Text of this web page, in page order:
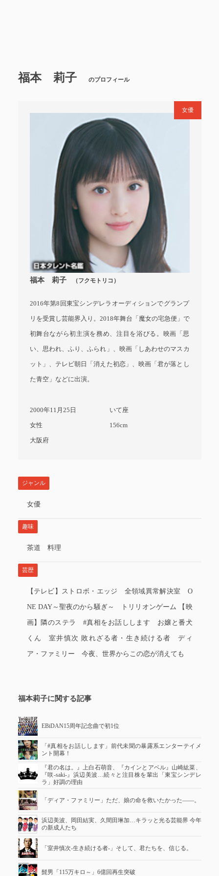
福本 莉子 のプロフィール
女優
福本 莉子 （フクモトリコ）
2016年第8回東宝シンデレラオーディションでグランプ
リを受賞し芸能界入り。2018年舞台「魔女の宅急便」で
初舞台ながら初主演を務め、注目を浴びる。映画「思
い、思われ、ふり、ふられ」、映画「しあわせのマスカ
ット」、テレビ朝日「消えた初恋」、映画「君が落とし
た青空」などに出演。
2000年11月25日 いて座
女性 156cm
大阪府
ジャンル
女優
趣味
茶道 料理
芸歴
【テレビ】ストロボ・エッジ 全領域異常解決室 O
NE DAY～聖夜のから騒ぎ～ トリリオンゲーム 【映
画】隣のステラ #真相をお話しします お嬢と番犬
くん 室井慎次 敗れざる者・生き続ける者 ディ
ア・ファミリー 今夜、世界からこの恋が消えても
福本莉子に関する記事
EBiDAN15周年記念曲で初1位
「#真相をお話しします」前代未聞の暴露系エンターテイメ
ント開幕！
『君の名は。』上白石萌音、『カインとアベル』山崎紘菜、
『咲-saki-』浜辺美波…続々と注目株を輩出「東宝シンデレ
ラ」好調の理由
「ディア・ファミリー」ただ、娘の命を救いたかった――。
浜辺美波、岡田結実、久間田琳加…キラッと光る芸能界 今年
の新成人たち
「室井慎次-生き続ける者-」そして、君たちを、信じる。
髭男「115万キロ～」6億回再生突破